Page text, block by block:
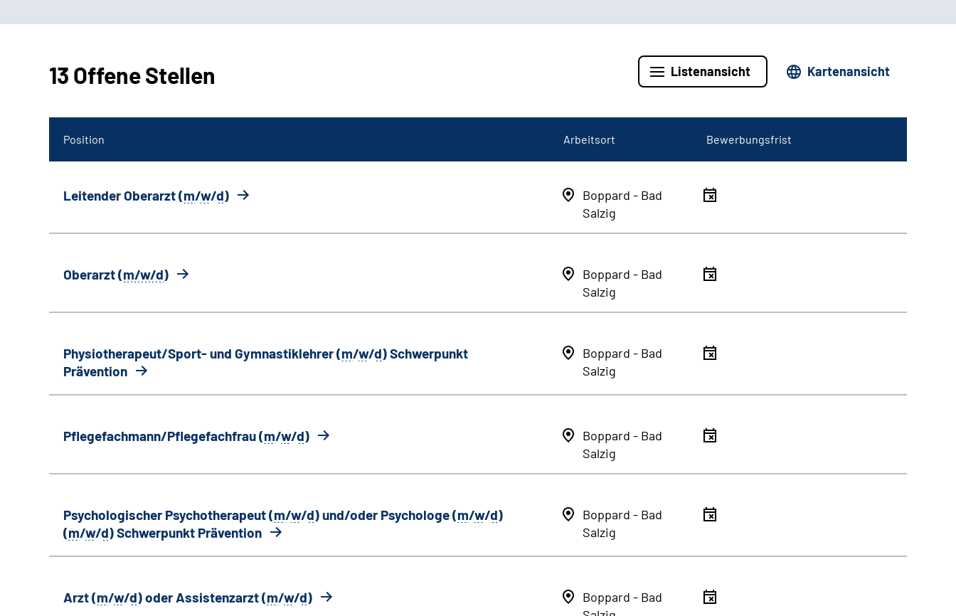
13 Offene Stellen Listenansicht Kartenansicht
Position Arbeitsort Bewerbungsfrist
Leitender Oberarzt (m/w/d)
Boppard - Bad
Salzig
Oberarzt (m/w/d)
Boppard - Bad
Salzig
Physiotherapeut/Sport- und Gymnastiklehrer (m/w/d) Schwerpunkt
Prävention
Boppard - Bad
Salzig
Pflegefachmann/Pflegefachfrau (m/w/d)
Boppard - Bad
Salzig
Psychologischer Psychotherapeut (m/w/d) und/oder Psychologe (m/w/d)
(m/w/d) Schwerpunkt Prävention
Boppard - Bad
Salzig
Arzt (m/w/d) oder Assistenzarzt (m/w/d)
Boppard - Bad